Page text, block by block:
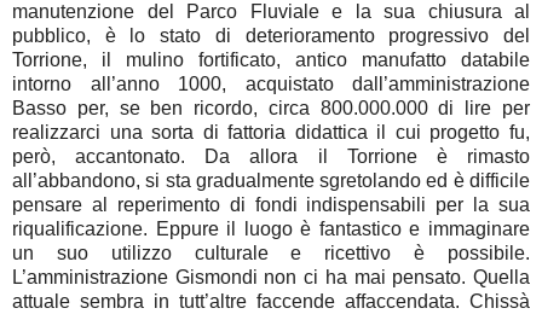
manutenzione del Parco Fluviale e la sua chiusura al
pubblico, è lo stato di deterioramento progressivo del
Torrione, il mulino fortificato, antico manufatto databile
intorno all’anno 1000, acquistato dall’amministrazione
Basso per, se ben ricordo, circa 800.000.000 di lire per
realizzarci una sorta di fattoria didattica il cui progetto fu,
però, accantonato. Da allora il Torrione è rimasto
all’abbandono, si sta gradualmente sgretolando ed è difficile
pensare al reperimento di fondi indispensabili per la sua
riqualificazione. Eppure il luogo è fantastico e immaginare
un suo utilizzo culturale e ricettivo è possibile.
L’amministrazione Gismondi non ci ha mai pensato. Quella
attuale sembra in tutt’altre faccende affaccendata. Chissà